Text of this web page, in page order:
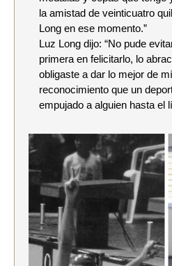
la amistad de veinticuatro
Long en ese momento.”
Luz Long dijo: “No pude
primera en felicitarlo, lo
obligaste a dar lo mejor de
reconocimiento que un
empujado a alguien hasta el